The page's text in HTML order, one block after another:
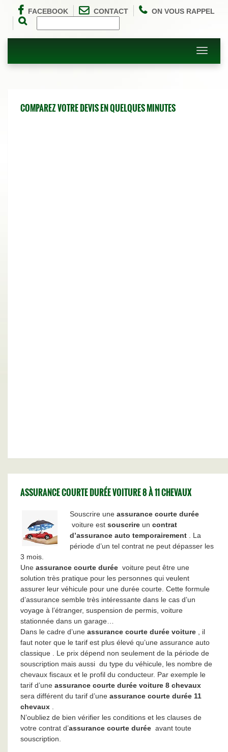
FACEBOOK CONTACT ON VOUS RAPPEL
Toggle
COMPAREZ VOTRE DEVIS EN QUELQUES MINUTES
ASSURANCE COURTE DURÉE VOITURE 8 À 11 CHEVAUX
Souscrire une assurance courte durée
voiture est souscrire un contrat
d’assurance auto temporairement
. La
période d’un tel contrat ne peut dépasser les
3 mois.
Une assurance courte durée voiture peut être une
solution très pratique pour les personnes qui veulent
assurer leur véhicule pour une durée courte. Cette formule
d’assurance semble très intéressante dans le cas d’un
voyage à l’étranger, suspension de permis, voiture
stationnée dans un garage…
Dans le cadre d’une assurance courte durée voiture
, il
faut noter que le tarif est plus élevé qu’une assurance auto
classique
. Le prix dépend non seulement de la période de
souscription mais aussi du type du véhicule, les nombre de
chevaux fiscaux et le profil du conducteur. Par exemple le
tarif d’une assurance courte durée voiture 8 chevaux
sera différent du tarif d’une assurance courte durée 11
chevaux
N’oubliez de bien vérifier les conditions et les clauses de
votre contrat d’assurance courte durée avant toute
souscription.